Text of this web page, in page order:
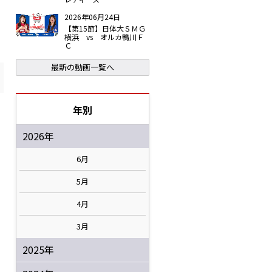
2026年06月24日
【第15節】日体大ＳＭＧ
横浜 vs オルカ鴨川Ｆ
Ｃ
最新の動画一覧へ
年別
2026年
6月
5月
4月
3月
2025年